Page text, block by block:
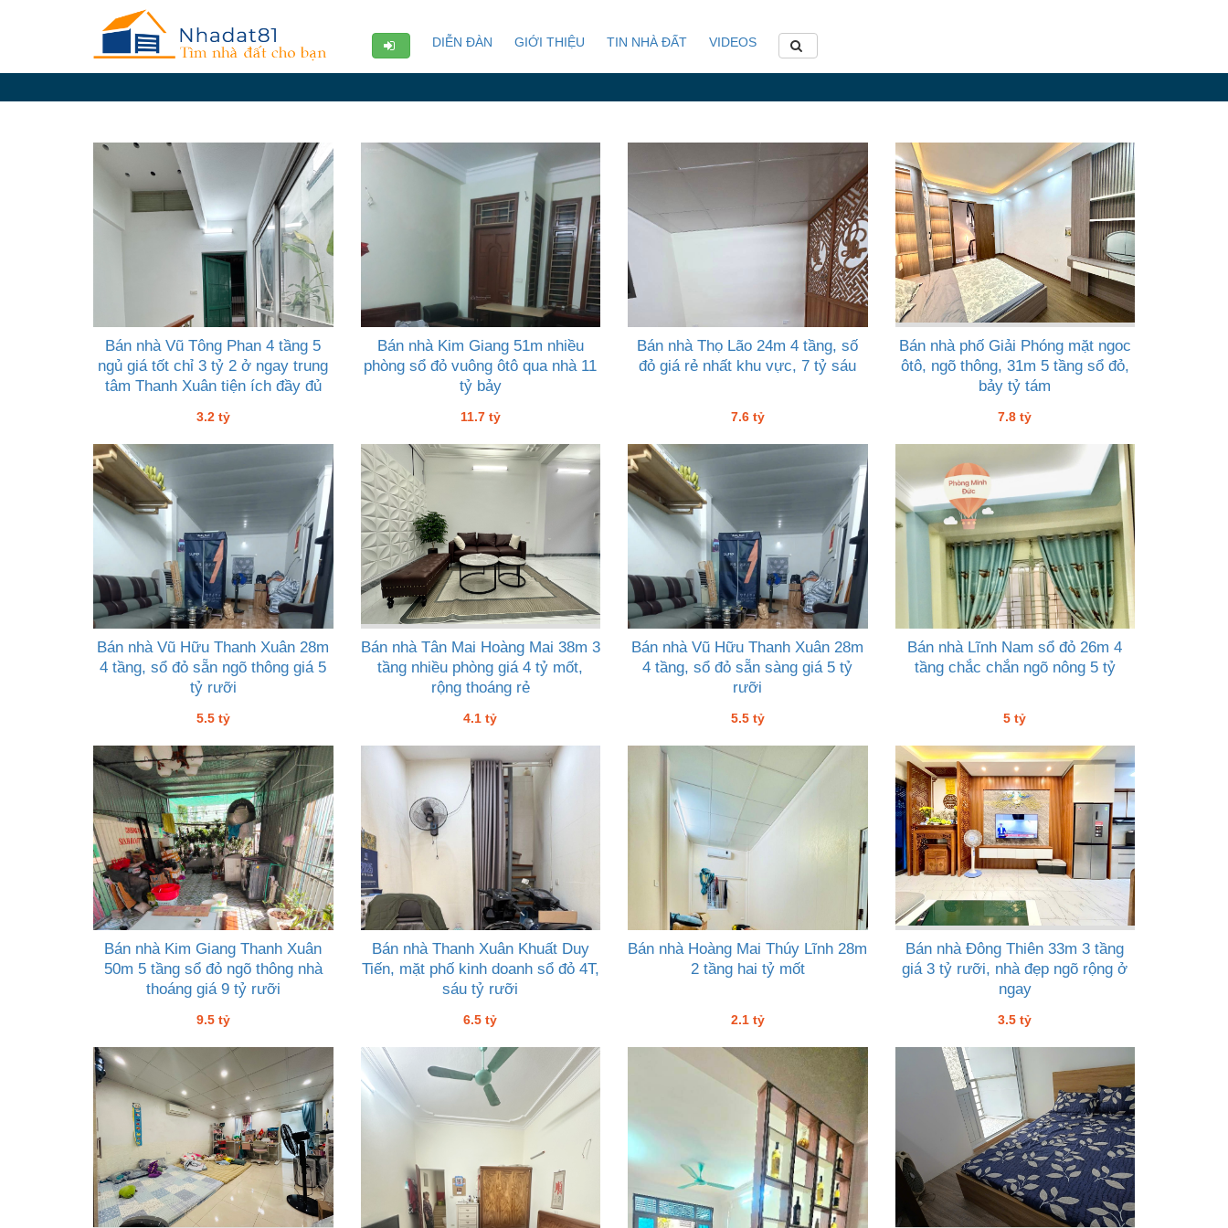
DIỄN ĐÀN GIỚI THIỆU TIN NHÀ ĐẤT VIDEOS
Diễn
Bán nhà Vũ Tông Phan 4 tầng 5
ngủ giá tốt chỉ 3 tỷ 2 ở ngay trung
tâm Thanh Xuân tiện ích đầy đủ
3.2 tỷ
Bán nhà Kim Giang 51m nhiều
phòng sổ đỏ vuông ôtô qua nhà 11
tỷ bảy
11.7 tỷ
Bán nhà Thọ Lão 24m 4 tầng, số
đỏ giá rẻ nhất khu vực, 7 tỷ sáu
7.6 tỷ
Bán nhà phố Giải Phóng mặt ngoc
ôtô, ngõ thông, 31m 5 tầng sổ đỏ,
bảy tỷ tám
7.8 tỷ
Bán nhà Vũ Hữu Thanh Xuân 28m
4 tầng, sổ đỏ sẵn ngõ thông giá 5
tỷ rưỡi
5.5 tỷ
Bán nhà Tân Mai Hoàng Mai 38m 3
tầng nhiều phòng giá 4 tỷ mốt,
rộng thoáng rẻ
4.1 tỷ
Bán nhà Vũ Hữu Thanh Xuân 28m
4 tầng, sổ đỏ sẵn sàng giá 5 tỷ
rưỡi
5.5 tỷ
Bán nhà Lĩnh Nam sổ đỏ 26m 4
tầng chắc chắn ngõ nông 5 tỷ
5 tỷ
Bán nhà Kim Giang Thanh Xuân
50m 5 tầng sổ đỏ ngõ thông nhà
thoáng giá 9 tỷ rưỡi
9.5 tỷ
Bán nhà Thanh Xuân Khuất Duy
Tiến, mặt phố kinh doanh sổ đỏ 4T,
sáu tỷ rưỡi
6.5 tỷ
Bán nhà Hoàng Mai Thúy Lĩnh 28m
2 tầng hai tỷ mốt
2.1 tỷ
Bán nhà Đông Thiên 33m 3 tầng
giá 3 tỷ rưỡi, nhà đẹp ngõ rộng ở
ngay
3.5 tỷ